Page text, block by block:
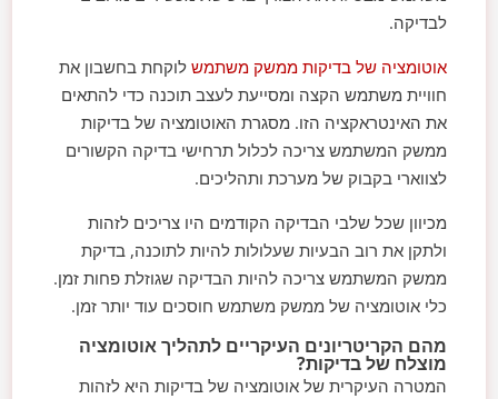
לבדיקה.
אוטומציה של בדיקות ממשק משתמש לוקחת בחשבון את
חוויית משתמש הקצה ומסייעת לעצב תוכנה כדי להתאים
את האינטראקציה הזו. מסגרת האוטומציה של בדיקות
ממשק המשתמש צריכה לכלול תרחישי בדיקה הקשורים
לצווארי בקבוק של מערכת ותהליכים.
מכיוון שכל שלבי הבדיקה הקודמים היו צריכים לזהות
ולתקן את רוב הבעיות שעלולות להיות לתוכנה, בדיקת
ממשק המשתמש צריכה להיות הבדיקה שגוזלת פחות זמן.
כלי אוטומציה של ממשק משתמש חוסכים עוד יותר זמן.
מהם הקריטריונים העיקריים לתהליך אוטומציה
מוצלח של בדיקות?
המטרה העיקרית של אוטומציה של בדיקות היא לזהות